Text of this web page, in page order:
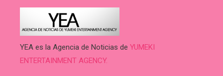
YEA es la Agencia de Noticias de YUMEKI
ENTERTAINMENT AGENCY.